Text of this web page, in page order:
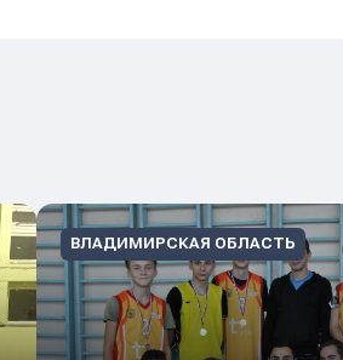
ВЛАДИМИРСКАЯ ОБЛАСТЬ